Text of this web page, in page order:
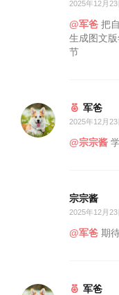
2025年12月
@军爸 把
生成图文
节
军爸
2025年12月
@宗宗酱
宗宗酱
2025年12月
@军爸 期
军爸